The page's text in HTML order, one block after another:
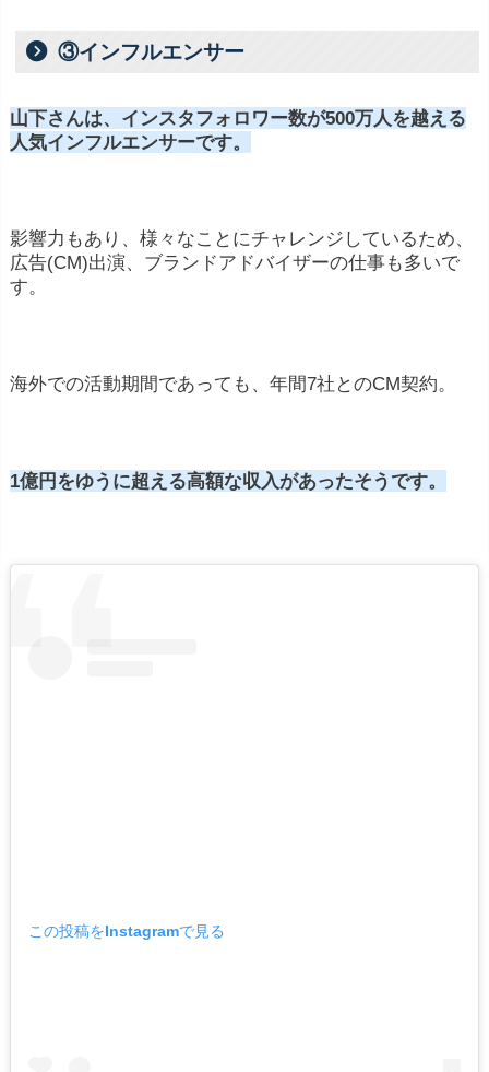
③インフルエンサー
山下さんは、インスタフォロワー数が500万人を越える
人気インフルエンサーです。
影響力もあり、様々なことにチャレンジしているため、
広告(CM)出演、ブランドアドバイザーの仕事も多いで
す。
海外での活動期間であっても、年間7社とのCM契約。
1億円をゆうに超える高額な収入があったそうです。
この投稿をInstagramで見る